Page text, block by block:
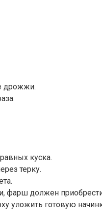
дрожжи.
куска.
терку.
фарш должен
уложить готовую